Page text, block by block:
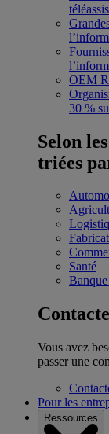
OEM
30 %
Selon
triées
Santé
Vous avez
passer une
Pour les
Ressources